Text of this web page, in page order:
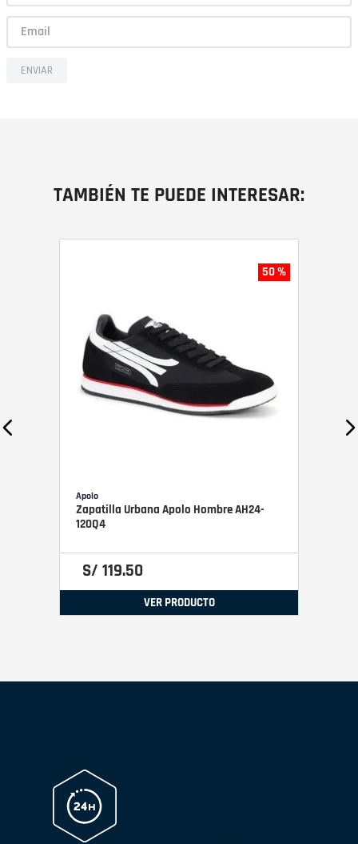
ENVIAR
TAMBIÉN TE PUEDE INTERESAR:
50 %
Apolo
Zapatilla Urbana Apolo Hombre AH24-
120Q4
S/ 119.50
VER PRODUCTO